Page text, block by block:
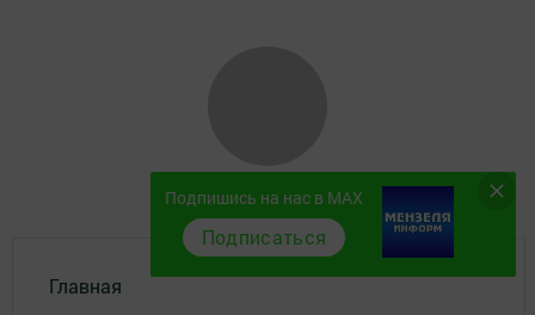
Главная
Подпишись на нас в MAX
Подписаться